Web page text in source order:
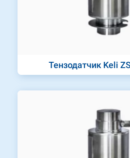
Тензодатчик Keli